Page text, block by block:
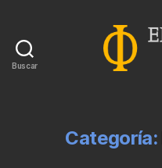
Buscar
Categoría: